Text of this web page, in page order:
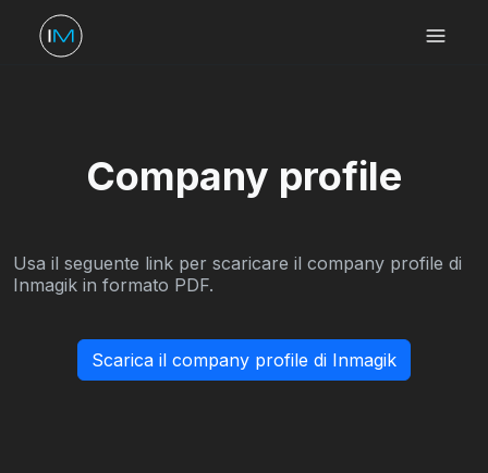
Company profile
Usa il seguente link per scaricare il company profile di
Inmagik in formato PDF.
Scarica il company profile di Inmagik